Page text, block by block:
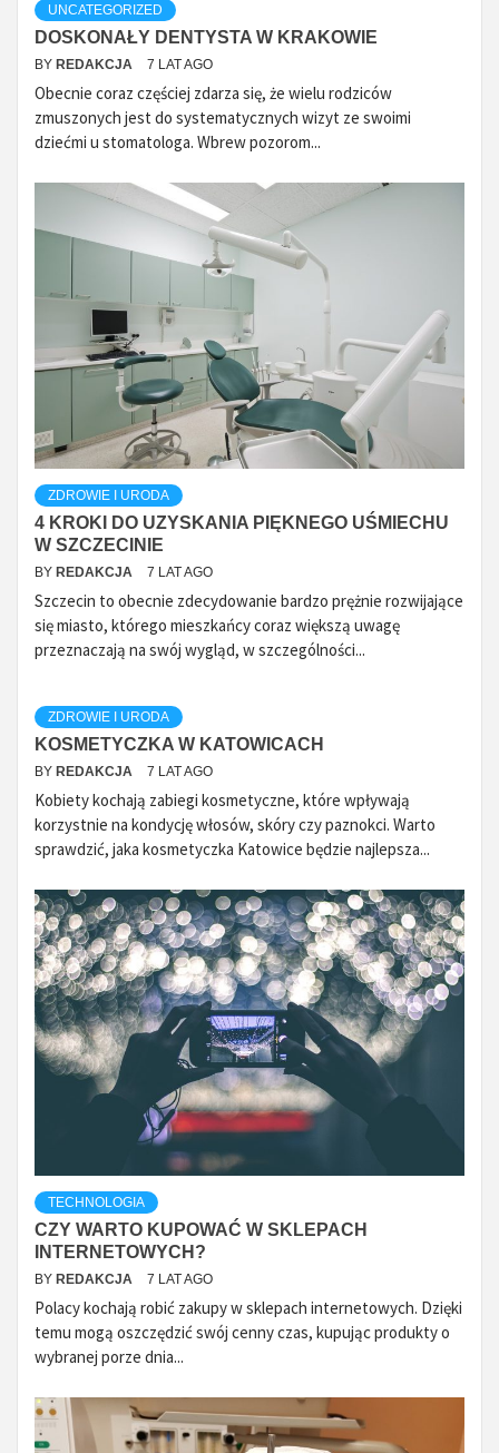
UNCATEGORIZED
DOSKONAŁY DENTYSTA W KRAKOWIE
BY REDAKCJA 7 LAT AGO
Obecnie coraz częściej zdarza się, że wielu rodziców
zmuszonych jest do systematycznych wizyt ze swoimi
dziećmi u stomatologa. Wbrew pozorom...
ZDROWIE I URODA
4 KROKI DO UZYSKANIA PIĘKNEGO UŚMIECHU
W SZCZECINIE
BY REDAKCJA 7 LAT AGO
Szczecin to obecnie zdecydowanie bardzo prężnie rozwijające
się miasto, którego mieszkańcy coraz większą uwagę
przeznaczają na swój wygląd, w szczególności...
ZDROWIE I URODA
KOSMETYCZKA W KATOWICACH
BY REDAKCJA 7 LAT AGO
Kobiety kochają zabiegi kosmetyczne, które wpływają
korzystnie na kondycję włosów, skóry czy paznokci. Warto
sprawdzić, jaka kosmetyczka Katowice będzie najlepsza...
TECHNOLOGIA
CZY WARTO KUPOWAĆ W SKLEPACH
INTERNETOWYCH?
BY REDAKCJA 7 LAT AGO
Polacy kochają robić zakupy w sklepach internetowych. Dzięki
temu mogą oszczędzić swój cenny czas, kupując produkty o
wybranej porze dnia...